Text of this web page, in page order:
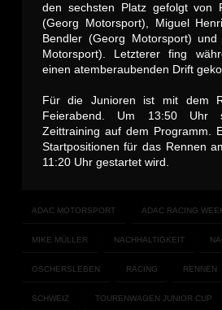
den sechsten Platz gefolgt von
(Georg Motorsport), Miguel
Bendler (Georg Motorsport)
Motorsport). Letzterer fing
einen atemberaubenden Drift
Für die Junioren ist mit dem
Feierabend. Um 13:50 Uhr
Zeittraining auf dem Programm.
Startpositionen für das Rennen
11:20 Uhr gestartet wird.
ADAC MOTORSPORT ADAC RACING
MIKE MÜLLER NACHHALTIGKEIT
OSCHERSLEBEN RACING RENNEN
SCHWEIZ TOURENWAGEN JUNIOR CUP